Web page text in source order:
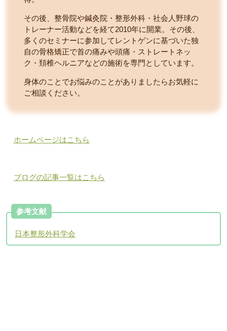
その後、整骨院や鍼灸院・整形外科・社会人野球の
トレーナー活動などを経て2010年に開業。その後、
多くのセミナーに参加してレントゲンに基づいた独
自の骨格矯正で首の痛みや頭痛・ストレートネッ
ク・頚椎ヘルニアなどの施術を専門としています。
身体のことでお悩みのことがありましたらお気軽に
ご相談ください。
ホームページはこちら
ブログの記事一覧はこちら
参考文献
日本整形外科学会